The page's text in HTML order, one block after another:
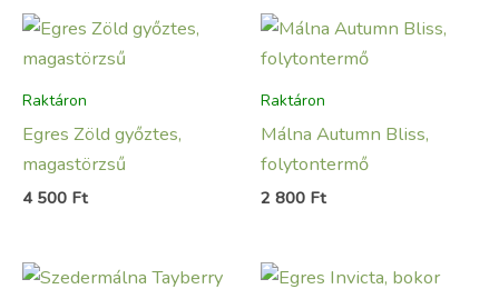
Raktáron
Egres Zöld győztes,
magastörzsű
4 500 Ft
Raktáron
Málna Autumn Bliss,
folytontermő
2 800 Ft